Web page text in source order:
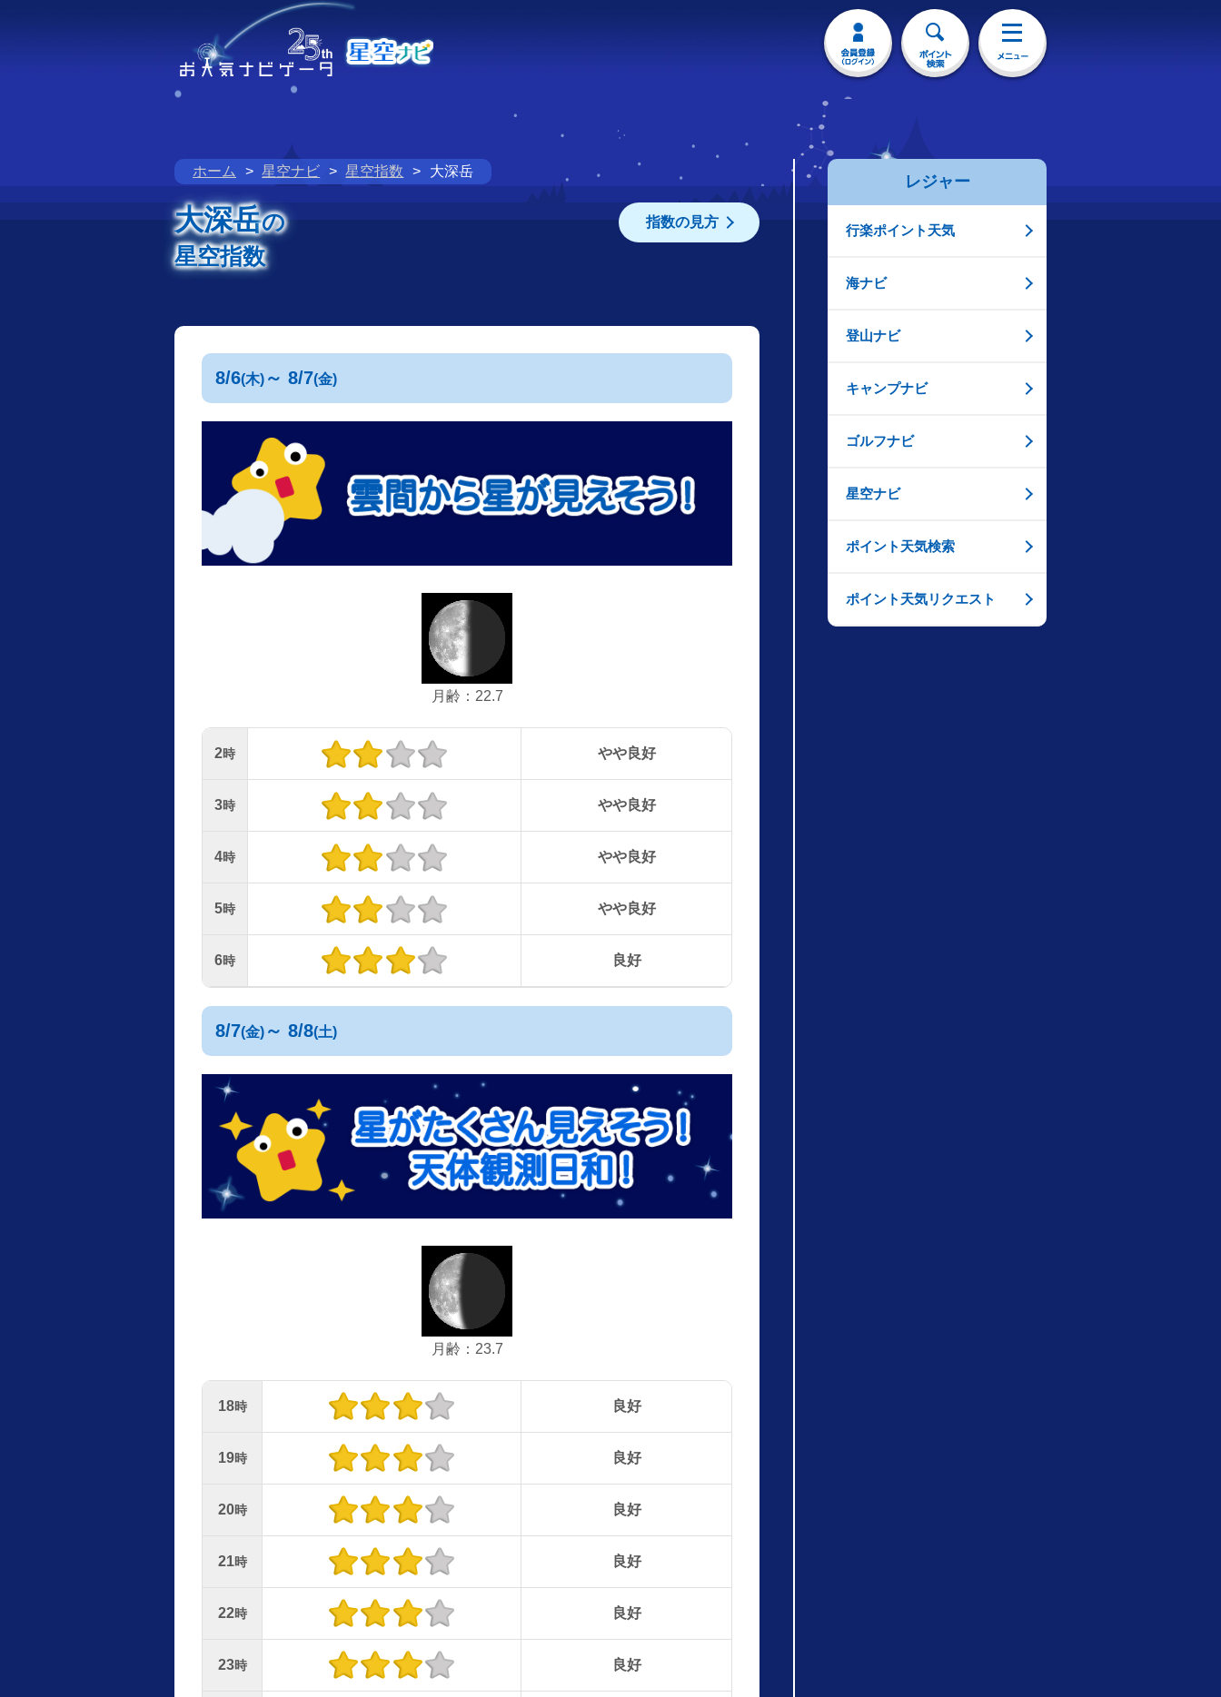
ホーム 星空ナビ 星空指数 大深岳
大深岳の
星空指数
指数の見方
8/6(木) ～ 8/7(金)
月齢：22.7
2時 やや良好
3時 やや良好
4時 やや良好
5時 やや良好
6時 良好
8/7(金) ～ 8/8(土)
月齢：23.7
18時 良好
19時 良好
20時 良好
21時 良好
22時 良好
23時 良好
レジャー
行楽ポイント天気
海ナビ
登山ナビ
キャンプナビ
ゴルフナビ
星空ナビ
ポイント天気検索
ポイント天気リクエスト